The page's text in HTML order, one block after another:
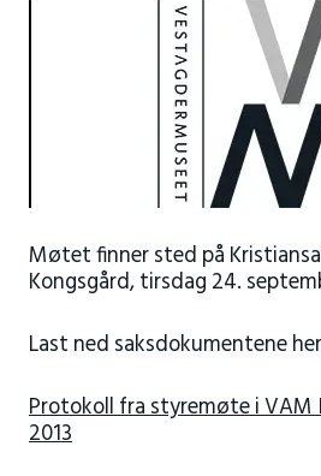
Møtet finner sted på
Kongsgård, tirsdag 24.
Last ned saksdokumentene
Protokoll fra styremøte i VAM
2013